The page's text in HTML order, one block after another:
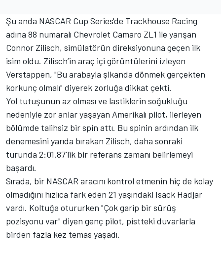
Şu anda NASCAR Cup Series'de Trackhouse Racing
adına 88 numaralı Chevrolet Camaro ZL1 ile yarışan
Connor Zilisch, simülatörün direksiyonuna geçen ilk
isim oldu. Zilisch’in araç içi görüntülerini izleyen
Verstappen, "Bu arabayla şikanda dönmek gerçekten
korkunç olmalı" diyerek zorluğa dikkat çekti.
Yol tutuşunun az olması ve lastiklerin soğukluğu
nedeniyle zor anlar yaşayan Amerikalı pilot, ilerleyen
bölümde talihsiz bir spin attı. Bu spinin ardından ilk
denemesini yarıda bırakan Zilisch, daha sonraki
turunda 2:01.87'lik bir referans zamanı belirlemeyi
başardı.
Sırada, bir NASCAR aracını kontrol etmenin hiç de kolay
olmadığını hızlıca fark eden 21 yaşındaki Isack Hadjar
vardı. Koltuğa otururken "Çok garip bir sürüş
pozisyonu var" diyen genç pilot, pistteki duvarlarla
birden fazla kez temas yaşadı.